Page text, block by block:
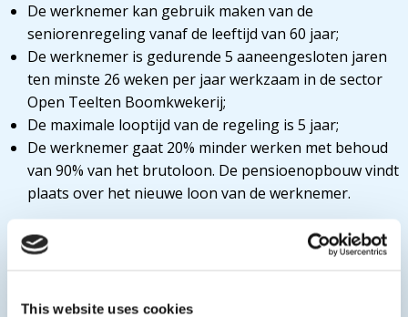
This website uses cookies
De werknemer kan gebruik maken van de
seniorenregeling vanaf de leeftijd van 60 jaar;
De werknemer is gedurende 5 aaneengesloten jaren
ten minste 26 weken per jaar werkzaam in de sector
Open Teelten Boomkwekerij;
De maximale looptijd van de regeling is 5 jaar;
De werknemer gaat 20% minder werken met behoud
van 90% van het brutoloon. De pensioenopbouw vindt
plaats over het nieuwe loon van de werknemer.
Aanvraag
seniorenregeling? Geef dit dan drie maanden voor de